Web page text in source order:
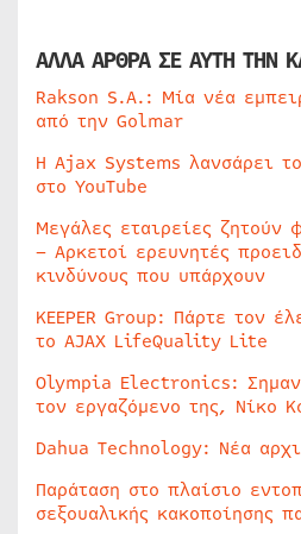
ΑΛΛΑ ΑΡΘΡΑ ΣΕ ΑΥΤΗ ΤΗΝ
Rakson S.A.: Μία νέα
από την Golmar
Η Ajax Systems λανσάρει
στο YouTube
Μεγάλες εταιρείες ζητούν
– Αρκετοί ερευνητές
κινδύνους που υπάρχουν
KEEPER Group: Πάρτε τον
το AJAX LifeQuality Lite
Olympia Electronics:
τον εργαζόμενο της, Νίκο
Dahua Technology: Νέα
Παράταση στο πλαίσιο
σεξουαλικής κακοποίησης